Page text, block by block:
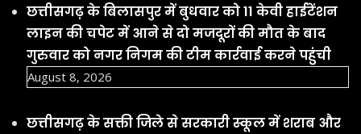
छत्तीसगढ़ के बिलासपुर में बुधवार को 11 केवी हाईटेंशन
लाइन की चपेट में आने से दो मजदूरों की मौत के बाद
गुरुवार को नगर निगम की टीम कार्रवाई करने पहुंची
August 8, 2026
छत्तीसगढ़ के सक्ती जिले से सरकारी स्कूल में शराब और